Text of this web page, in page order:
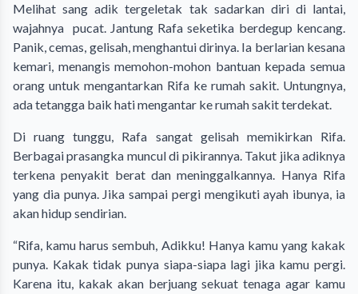
Melihat sang adik tergeletak tak sadarkan diri di lantai,
wajahnya pucat. Jantung Rafa seketika berdegup kencang.
Panik, cemas, gelisah, menghantui dirinya. Ia berlarian kesana
kemari, menangis memohon-mohon bantuan kepada semua
orang untuk mengantarkan Rifa ke rumah sakit. Untungnya,
ada tetangga baik hati mengantar ke rumah sakit terdekat.
Di ruang tunggu, Rafa sangat gelisah memikirkan Rifa.
Berbagai prasangka muncul di pikirannya. Takut jika adiknya
terkena penyakit berat dan meninggalkannya. Hanya Rifa
yang dia punya. Jika sampai pergi mengikuti ayah ibunya, ia
akan hidup sendirian.
“Rifa, kamu harus sembuh, Adikku! Hanya kamu yang kakak
punya. Kakak tidak punya siapa-siapa lagi jika kamu pergi.
Karena itu, kakak akan berjuang sekuat tenaga agar kamu